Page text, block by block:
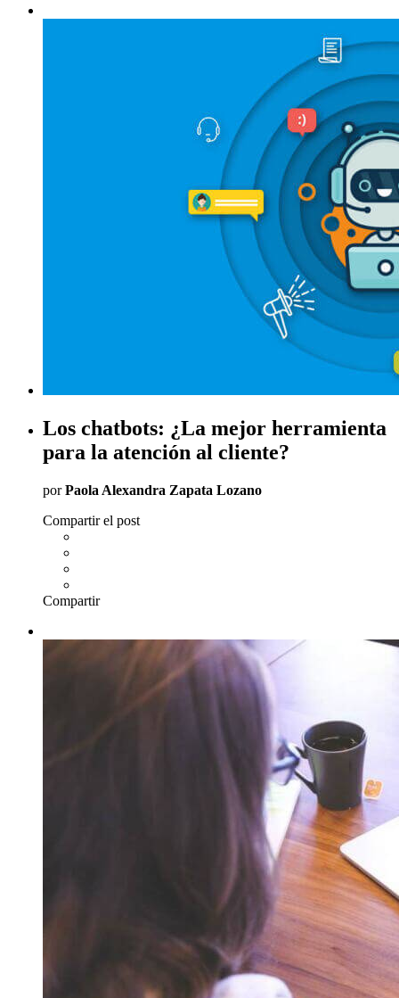
Los chatbots: ¿La mejor herramienta
para la atención al cliente?
porPaola Alexandra Zapata Lozano
Compartir el post
Compartir